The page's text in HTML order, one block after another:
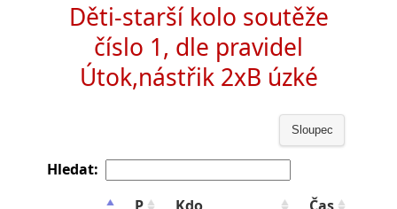
Děti-starší kolo soutěže
číslo 1, dle pravidel
Útok,nástřik 2xB úzké
Sloupec
Hledat: